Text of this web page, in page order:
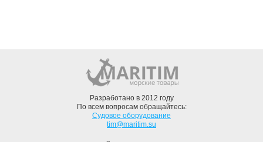
Разработано в 2012 году
По всем вопросам обращайтесь:
Судовое оборудование
tim@maritim.su